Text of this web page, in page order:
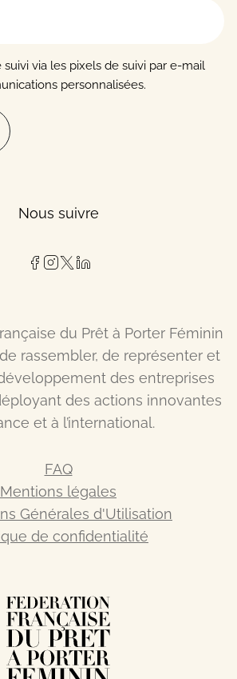
via les pixels de suivi par e-mail
personnalisées.
Nous suivre
du Prêt à Porter Féminin
rassembler, de représenter et
des entreprises
des actions innovantes
et à l’international.
FAQ
Mentions légales
Générales d'Utilisation
de confidentialité